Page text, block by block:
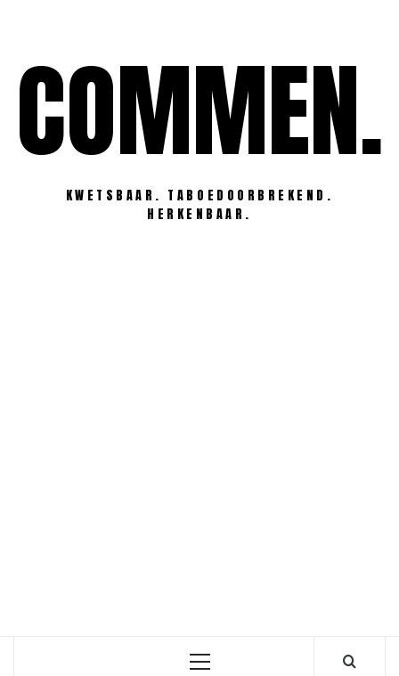
inhoudCOMMEN.
KWETSBAAR. TABOEDOORBREKEND.
HERKENBAAR.
Primair